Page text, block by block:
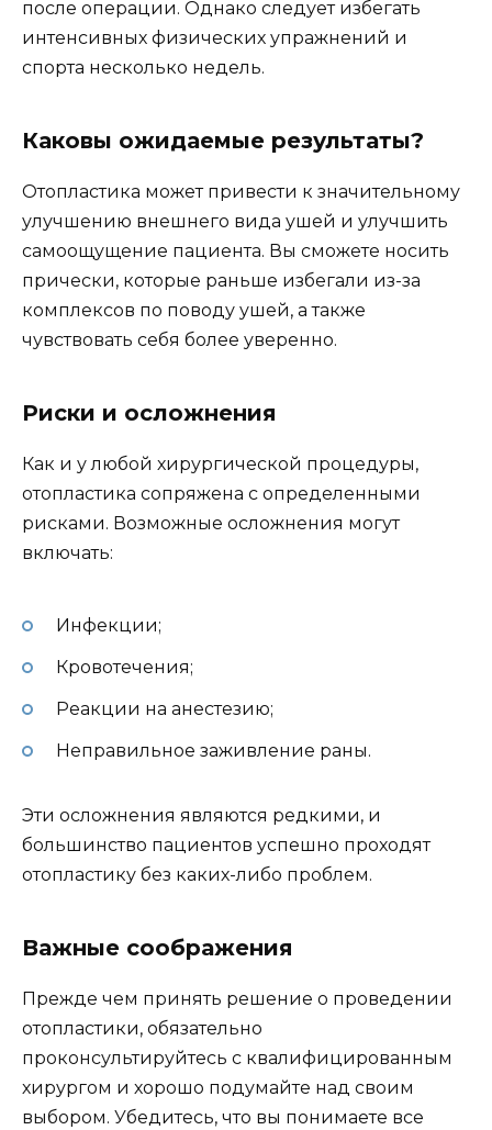
после операции. Однако следует избегать
интенсивных физических упражнений и
спорта несколько недель.
Каковы ожидаемые результаты?
Отопластика может привести к значительному
улучшению внешнего вида ушей и улучшить
самоощущение пациента. Вы сможете носить
прически, которые раньше избегали из-за
комплексов по поводу ушей, а также
чувствовать себя более уверенно.
Риски и осложнения
Как и у любой хирургической процедуры,
отопластика сопряжена с определенными
рисками. Возможные осложнения могут
включать:
Инфекции;
Кровотечения;
Реакции на анестезию;
Неправильное заживление раны.
Эти осложнения являются редкими, и
большинство пациентов успешно проходят
отопластику без каких-либо проблем.
Важные соображения
Прежде чем принять решение о проведении
отопластики, обязательно
проконсультируйтесь с квалифицированным
хирургом и хорошо подумайте над своим
выбором. Убедитесь, что вы понимаете все